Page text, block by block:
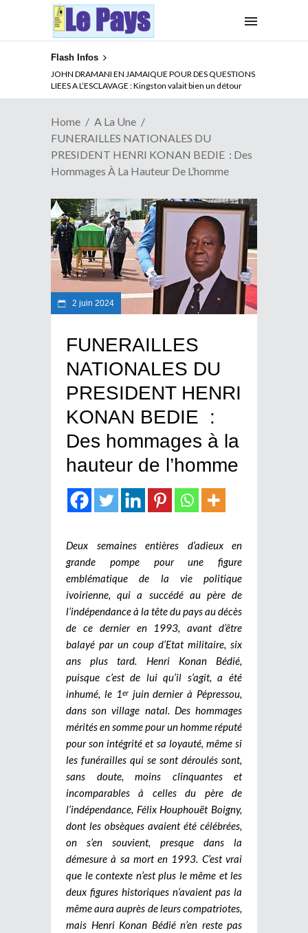
Flash Infos
JOHN DRAMANI EN JAMAIQUE POUR DES QUESTIONS
LIEES A L’ESCLAVAGE : Kingston valait bien un détour
ABSENCE PROLONGEE DE PAUL BIYA DU CAMEROUN :
Qui pilote le Cameroun ?
Home
A La Une
FUNERAILLES NATIONALES DU
PRESIDENT HENRI KONAN BEDIE : Des
Hommages À La Hauteur De L’homme
2 juin 2024
FUNERAILLES
NATIONALES DU
PRESIDENT HENRI
KONAN BEDIE :
Des hommages à la
hauteur de l’homme
Deux semaines entières d’adieux en
grande pompe pour une figure
emblématique de la vie politique
ivoirienne, qui a succédé au père de
l’indépendance à la tête du pays au décès
de ce dernier en 1993, avant d’être
balayé par un coup d’Etat militaire, six
ans plus tard. Henri Konan Bédié,
puisque c’est de lui qu’il s’agit, a été
inhumé, le 1erjuin dernier à Pépressou,
dans son village natal. Des hommages
mérités en somme pour un homme réputé
pour son intégrité et sa loyauté, même si
les funérailles qui se sont déroulés sont,
sans doute, moins clinquantes et
incomparables à celles du père de
l’indépendance, Félix Houphouët Boigny,
dont les obsèques avaient été célébrées,
on s’en souvient, presque dans la
démesure à sa mort en 1993. C’est vrai
que le contexte n’est plus le même et les
deux figures historiques n’avaient pas la
même aura auprès de leurs compatriotes,
mais Henri Konan Bédié n’en reste pas